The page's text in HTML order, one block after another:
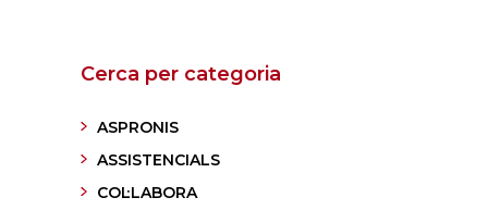
Cerca per categoria
ASPRONIS
ASSISTENCIALS
COL·LABORA